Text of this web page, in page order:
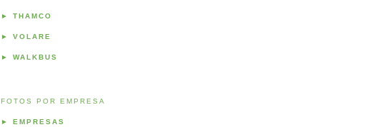
► THAMCO
► VOLARE
► WALKBUS
FOTOS POR EMPRESA
► EMPRESAS